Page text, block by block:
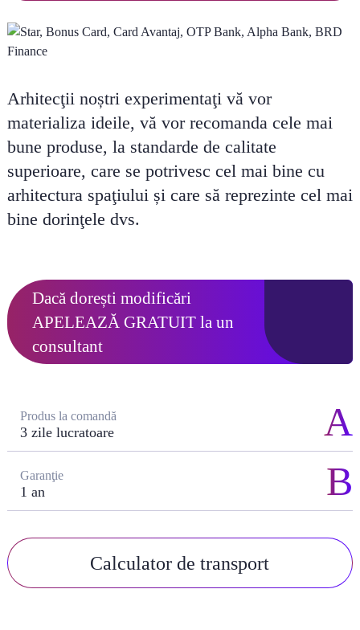
Arhitecţii noștri experimentaţi vă vor
materializa ideile, vă vor recomanda cele mai
bune produse, la standarde de calitate
superioare, care se potrivesc cel mai bine cu
arhitectura spaţiului și care să reprezinte cel mai
bine dorinţele dvs.
Dacă dorești modificări
APELEAZĂ GRATUITla un
consultant
Produs la comandă
3 zile lucratoare
Garanţie
1 an
Calculator de transport